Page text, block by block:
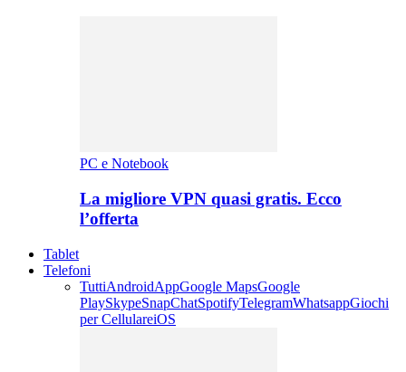
PC e Notebook
La migliore VPN quasi gratis. Ecco
l’offerta
Tablet
Telefoni
TuttiAndroidAppGoogle MapsGoogle
PlaySkypeSnapChatSpotifyTelegramWhatsappGiochi
per CellulareiOS